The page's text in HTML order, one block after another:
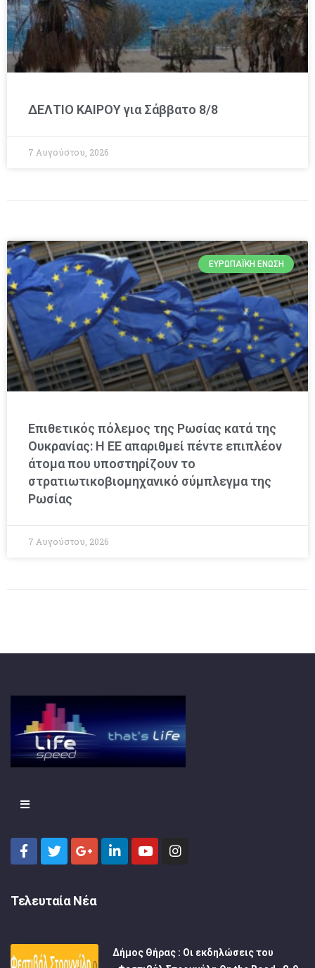
ΔΕΛΤΙΟ ΚΑΙΡΟΥ για Σάββατο 8/8
7 Αυγούστου, 2026
ΕΥΡΩΠΑΪΚΉ ΈΝΩΣΗ
Επιθετικός πόλεμος της Ρωσίας κατά της
Ουκρανίας: Η ΕΕ απαριθμεί πέντε επιπλέον
άτομα που υποστηρίζουν το
στρατιωτικοβιομηχανικό σύμπλεγμα της
Ρωσίας
7 Αυγούστου, 2026
Τελευταία Νέα
Δήμος Θήρας : Οι εκδηλώσεις του